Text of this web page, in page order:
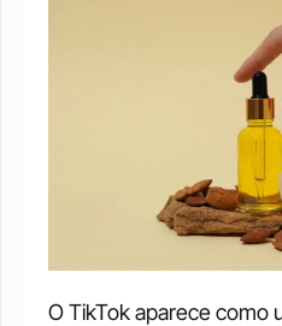
O TikTok aparece como